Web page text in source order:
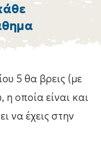
5 θα βρεις (με
οποία είναι και
να έχεις στην